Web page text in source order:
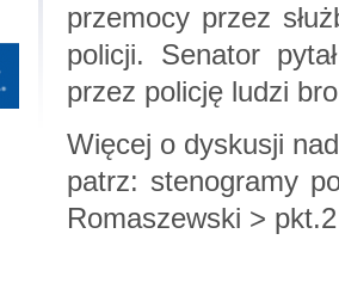
przemocy przez
policji. Senator
przez policję ludzi
Więcej o dyskusji
patrz: stenogramy
Romaszewski > pkt.2